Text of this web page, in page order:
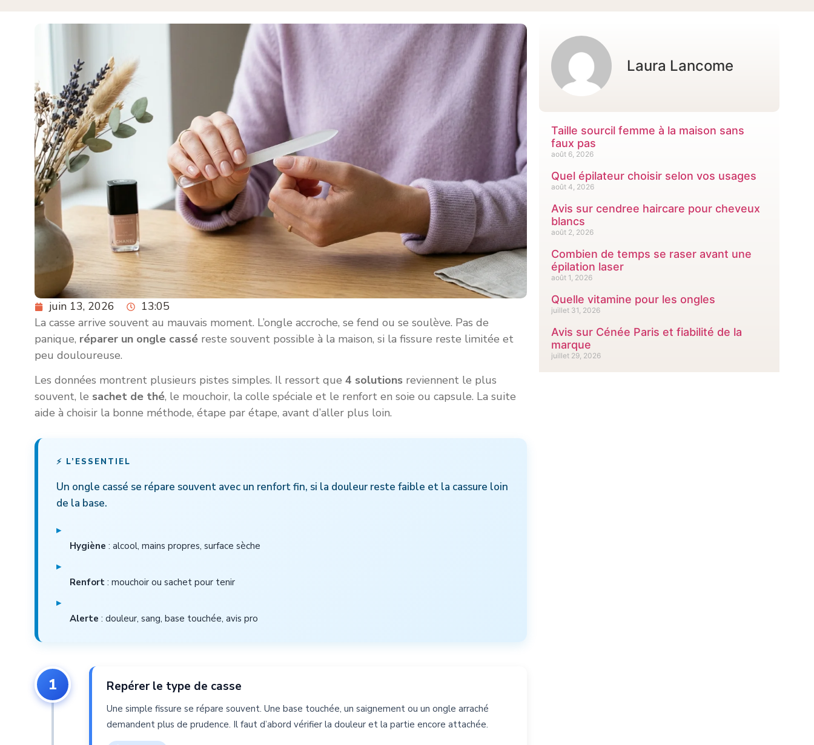
Laura Lancome
Taille sourcil femme à la maison sans
faux pas
août 6, 2026
Quel épilateur choisir selon vos usages
août 4, 2026
Avis sur cendree haircare pour cheveux
blancs
août 2, 2026
Combien de temps se raser avant une
épilation laser
août 1, 2026
Quelle vitamine pour les ongles
juillet 31, 2026
Avis sur Cénée Paris et fiabilité de la
marque
juillet 29, 2026
juin 13, 2026
13:05
La casse arrive souvent au mauvais moment. L’ongle accroche, se fend ou se soulève. Pas de
panique, réparer un ongle cassé reste souvent possible à la maison, si la fissure reste limitée et
peu douloureuse.
Les données montrent plusieurs pistes simples. Il ressort que 4 solutions reviennent le plus
souvent, le sachet de thé, le mouchoir, la colle spéciale et le renfort en soie ou capsule. La suite
aide à choisir la bonne méthode, étape par étape, avant d’aller plus loin.
⚡ L’ESSENTIEL
Un ongle cassé se répare souvent avec un renfort fin, si la douleur reste faible et la cassure loin
de la base.
▸
Hygiène : alcool, mains propres, surface sèche
▸
Renfort : mouchoir ou sachet pour tenir
▸
Alerte : douleur, sang, base touchée, avis pro
1 Repérer le type de casse
Une simple fissure se répare souvent. Une base touchée, un saignement ou un ongle arraché
demandent plus de prudence. Il faut d’abord vérifier la douleur et la partie encore attachée.